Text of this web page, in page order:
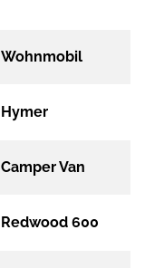
Wohnmobil
Hymer
Camper Van
Redwood 600